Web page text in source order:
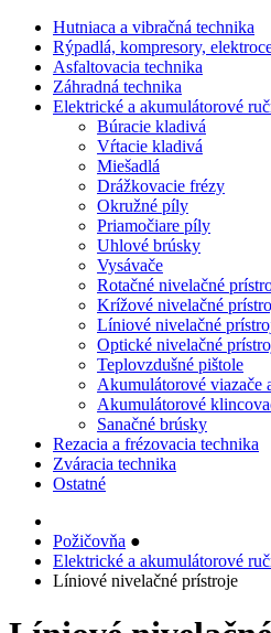
Hutniaca a vibračná technika
Rýpadlá, kompresory,
Asfaltovacia technika
Záhradná technika
Elektrické a akumulátorové
Búracie kladivá
Vŕtacie kladivá
Miešadlá
Drážkovacie frézy
Okružné píly
Priamočiare píly
Uhlové brúsky
Vysávače
Rotačné nivelačné
Krížové nivelačné
Líniové nivelačné
Optické nivelačné
Teplovzdušné pištole
Akumulátorové viazače
Akumulátorové
Sanačné brúsky
Rezacia a frézovacia technika
Zváracia technika
Ostatné
Požičovňa ●
Elektrické a akumulátorové
Líniové nivelačné prístroje